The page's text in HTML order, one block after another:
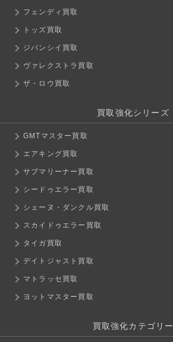
フェンディ買取
トッズ買取
ジバンシイ買取
ヴァレクストラ買取
ザ・ロウ買取
買取強化シリーズ
GMTマスター買取
エアキング買取
サブマリーナー買取
シードゥエラー買取
シェーヌ・ダンクル買取
スカイドゥエラー買取
タイガ買取
デイトジャスト買取
マトラッセ買取
ヨットマスター買取
買取強化カテゴリー